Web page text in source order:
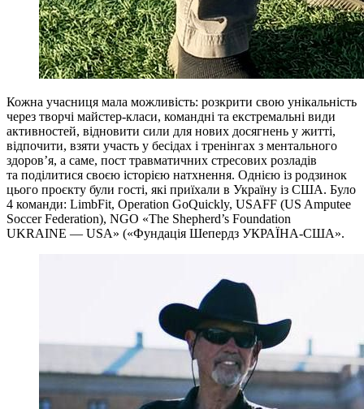
Кожна учасниця мала можливість: розкрити свою унікальність
через творчі майстер-класи, командні та екстремальні види
активностей, відновити сили для нових досягнень у житті,
відпочити, взяти участь у бесідах і тренінгах з ментального
здоров’я, а саме, пост травматичних стресових розладів
та поділитися своєю історією натхнення. Однією із родзинок
цього проєкту були гості, які приїхали в Україну із США. Було
4 команди: LimbFit, Operation GoQuickly, USAFF (US Amputee
Soccer Federation), NGO «The Shepherd’s Foundation
UKRAINE — USA» («Фундація Шепердз УКРАЇНА-США».